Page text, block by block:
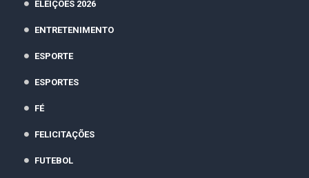
ELEIÇÕES 2026
ENTRETENIMENTO
ESPORTE
ESPORTES
FÉ
FELICITAÇÕES
FUTEBOL